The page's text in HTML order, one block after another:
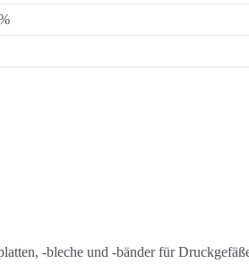
-bleche und -bänder für